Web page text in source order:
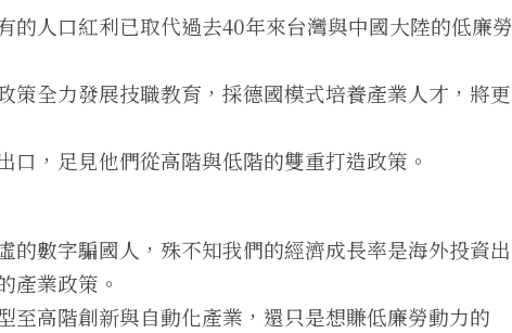
的人口紅利已取代過去40年來台灣與中國大陸的低廉勞
策全力發展技職教育，採德國模式培養產業人才，將更
口，足見他們從高階與低階的雙重打造政策。
的數字騙國人，殊不知我們的經濟成長率是海外投資出
產業政策。
至高階創新與自動化產業，還只是想賺低廉勞動力的